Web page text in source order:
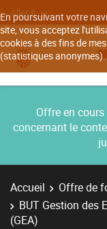
En poursuivant votre
site, vous acceptez
cookies à des fins de
(statistiques anonymes).
Aller à
Offre en
concernant le
Accueil Offre de
BUT Gestion des
(GEA)